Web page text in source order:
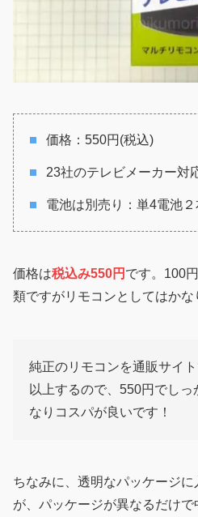
価格：550円(税込)
23社のテレビメーカー対
電池は別売り：単4電池２
価格は税込み550円 です。100
類ですがリモコンとしてはかな
純正のリモコンを通販サイ
以上するので、550円でし
なりコスパが良いです！
ちなみに、透明なパッケージ
が、パッケージが異なるだけで